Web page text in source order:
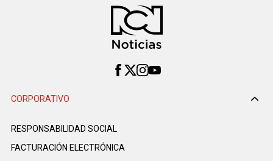
CORPORATIVO
RESPONSABILIDAD SOCIAL
FACTURACIÓN ELECTRÓNICA